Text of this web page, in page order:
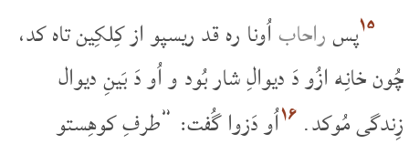
۱۵پسراحاباُونا ره قد ریسپو از کِلکِین تاه کد،
چُون خانِه ازُو دَ دیوالِ شار بُود و اُو دَ بَینِ دیوال
زِندگی مُوکد.۱۶اُو دَزوا گُفت: ”طرفِ کوهِستو